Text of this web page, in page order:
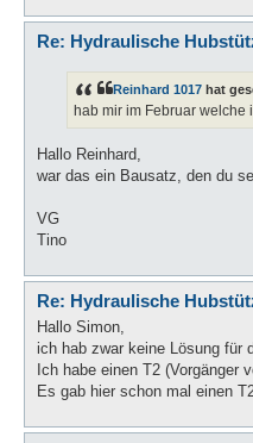
Re: Hydraulische
Reinhard 1017 hat
hab mir im Februar welche
Hallo Reinhard,
war das ein Bausatz, den du
VG
Tino
Re: Hydraulische
Hallo Simon,
ich hab zwar keine Lösung für
Ich habe einen T2 (Vorgänger
Es gab hier schon mal einen